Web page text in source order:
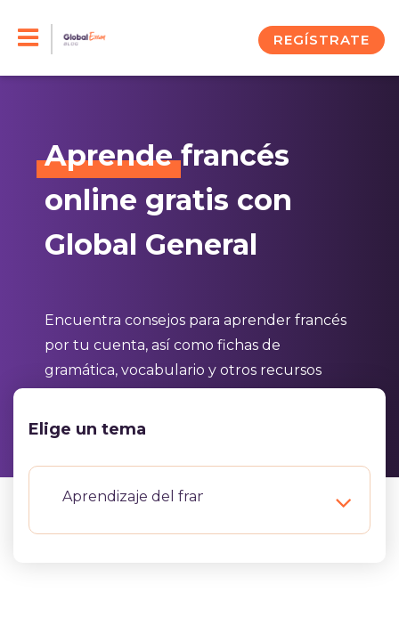
REGÍSTRATE
Aprendefrancés
online gratis con
Global General
Encuentra consejos para aprender francés
por tu cuenta, así como fichas de
gramática, vocabulario y otros recursos
Elige un tema
Aprendizaje del francés